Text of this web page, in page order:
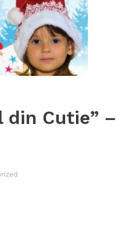
Cutie”